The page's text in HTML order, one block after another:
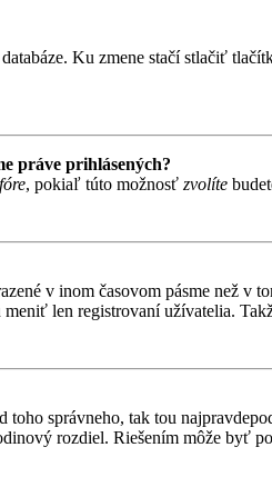
Ku zmene stačí stlačiť
práve prihlásených?
, pokiaľ túto možnosť zvolíte
v inom časovom pásme než v
meniť len registrovaní užívatelia.
toho správneho, tak tou
rozdiel. Riešením môže byť